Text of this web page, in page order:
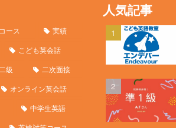
ース
実績
こども英会話
級
二次面接
オンライン英会話
中学生英語
人気記事